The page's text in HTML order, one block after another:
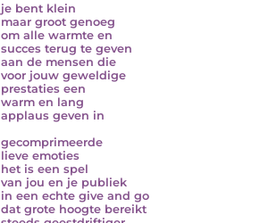
je bent klein
maar groot genoeg
om alle warmte en
succes terug te geven
aan de mensen die
voor jouw geweldige
prestaties een
warm en lang
applaus geven in
gecomprimeerde
lieve emoties
het is een spel
van jou en je publiek
in een echte give and go
dat grote hoogte bereikt